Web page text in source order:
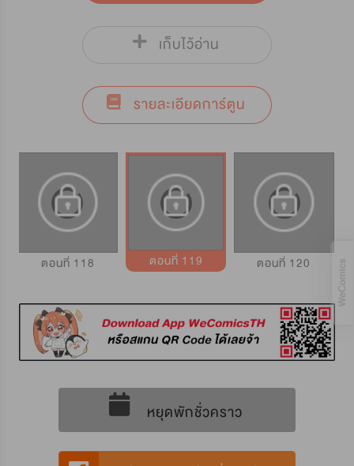
เก็บไว้อ่าน
รายละเอียดการ์ตูน
ตอนที่ 118 ตอนที่ 119 ตอนที่ 120
หยุดพักชั่วคราว